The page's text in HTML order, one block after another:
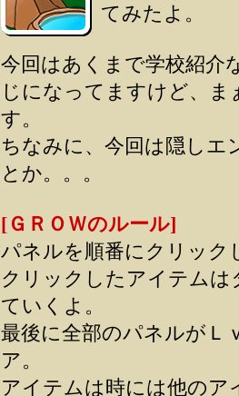
てみたよ。
今回はあくまで学校紹介
じになってますけど、
す。
ちなみに、今回は隠し
とか。。。
[ＧＲＯＷのルール]
パネルを順番にクリック
クリックしたアイテム
ていくよ。
最後に全部のパネルがＬ
ア。
アイテムは時には他のア